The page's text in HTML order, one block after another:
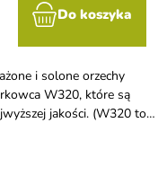
Do koszyka
i solone orzechy
W320, które są
jakości. (W320 to